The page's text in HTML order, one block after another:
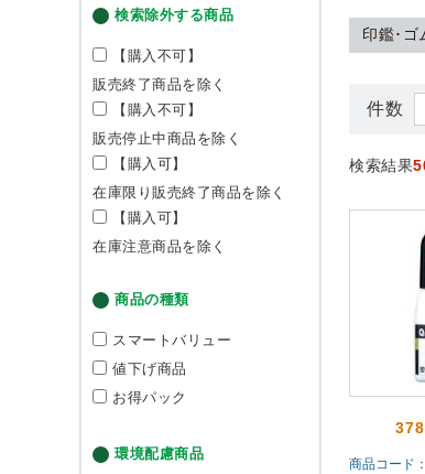
検索除外する商品
【購入不可】
販売終了商品を除く
【購入不可】
販売停止中商品を除く
【購入可】
在庫限り販売終了商品を除く
【購入可】
在庫注意商品を除く
商品の種類
スマートバリュー
値下げ商品
お得パック
環境配慮商品
印鑑･ゴ
件数
検索結果
商品コード